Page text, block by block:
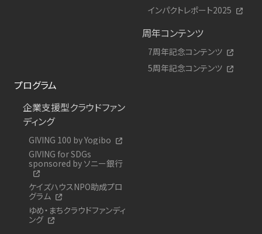
インパクトレポート2025
周年コンテンツ
7周年記念コンテンツ
5周年記念コンテンツ
プログラム
企業支援型クラウドファン
ディング
GIVING 100 by Yogibo
GIVING for SDGs
sponsored by ソニー銀行
ケイズハウスNPO助成プロ
グラム
ゆめ・まちクラウドファンディ
ング